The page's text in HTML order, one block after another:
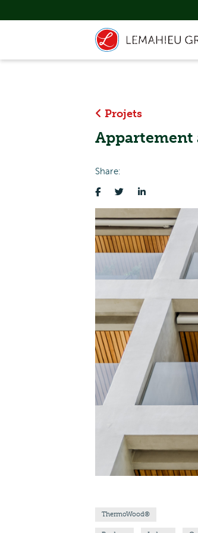
Projets
Appartement
Share:
ThermoWood®